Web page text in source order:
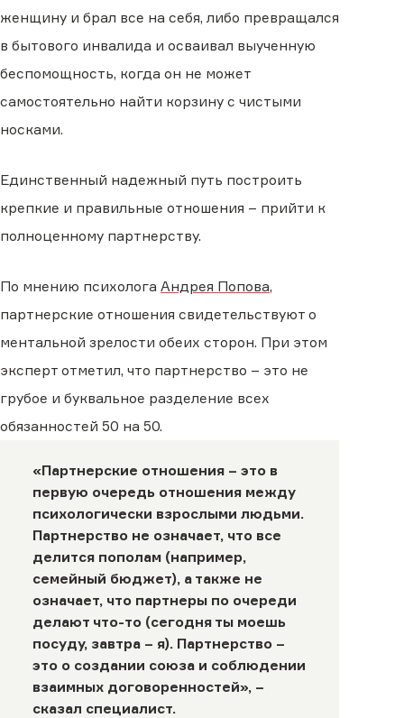
женщину и брал все на себя, либо превращался
в бытового инвалида и осваивал выученную
беспомощность, когда он не может
самостоятельно найти корзину с чистыми
носками.
Единственный надежный путь построить
крепкие и правильные отношения – прийти к
полноценному партнерству.
По мнению психолога Андрея Попова,
партнерские отношения свидетельствуют о
ментальной зрелости обеих сторон. При этом
эксперт отметил, что партнерство – это не
грубое и буквальное разделение всех
обязанностей 50 на 50.
«Партнерские отношения – это в
первую очередь отношения между
психологически взрослыми людьми.
Партнерство не означает, что все
делится пополам (например,
семейный бюджет), а также не
означает, что партнеры по очереди
делают что-то (сегодня ты моешь
посуду, завтра – я). Партнерство –
это о создании союза и соблюдении
взаимных договоренностей», –
сказал специалист.